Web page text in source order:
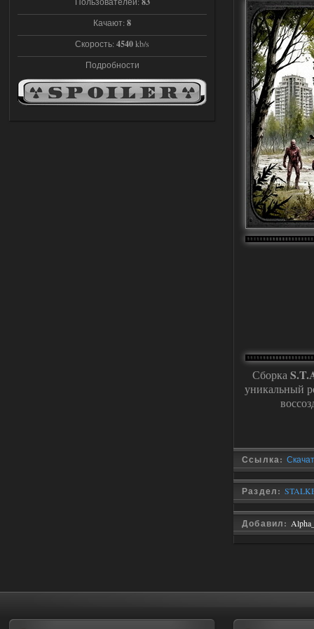
Сборка
уникальный
Ссылка:
Раздел:
Добавил:
Stalker-Mods-Clan-su
Ответить ➤
03.08.2026
хардкор по типу Dead Air но здесь он
Качают: 8
Скорость: 4540kb/s
Подробности